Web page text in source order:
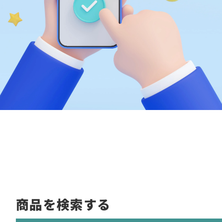
商品を検索する